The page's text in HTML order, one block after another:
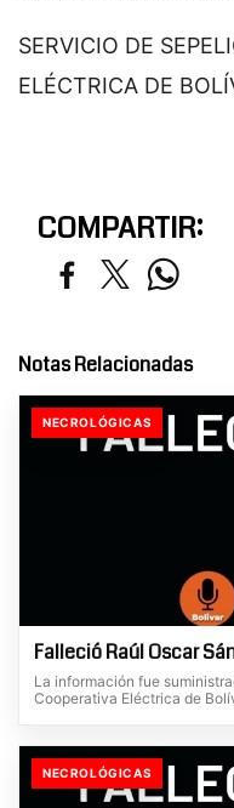
SERVICIO DE
ELÉCTRICA DE
COMPARTIR:
Notas Relacionadas
NECROLÓGICAS
Falleció Raúl Oscar
La información fue
Cooperativa Eléctrica de
NECROLÓGICAS